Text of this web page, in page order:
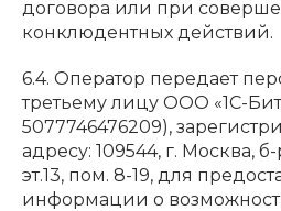
договора или при
конклюдентных действий.
6.4. Оператор передает
третьему лицу ООО «1С-
5077746476209),
адресу: 109544, г. Москва,
эт.13, пом. 8-19, для
информации о